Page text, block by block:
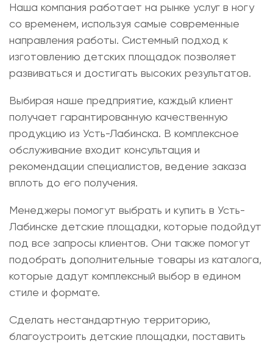
Наша компания работает на рынке услуг в ногу
со временем, используя самые современные
направления работы. Системный подход к
изготовлению детских площадок позволяет
развиваться и достигать высоких результатов.
Выбирая наше предприятие, каждый клиент
получает гарантированную качественную
продукцию из Усть-Лабинска. В комплексное
обслуживание входит консультация и
рекомендации специалистов, ведение заказа
вплоть до его получения.
Менеджеры помогут выбрать и купить в Усть-
Лабинске детские площадки, которые подойдут
под все запросы клиентов. Они также помогут
подобрать дополнительные товары из каталога,
которые дадут комплексный выбор в едином
стиле и формате.
Сделать нестандартную территорию,
благоустроить детские площадки, поставить